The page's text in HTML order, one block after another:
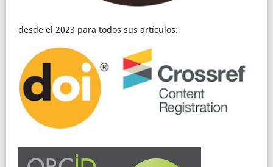
desde el 2023 para todos sus artículos: